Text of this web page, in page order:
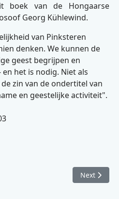
boek van de Hongaarse
Georg Kühlewind.
van Pinksteren
denken. We kunnen de
geest begrijpen en
het is nodig. Niet als
zin van de ondertitel van
en geestelijke activiteit".
a la Salud Next
Next